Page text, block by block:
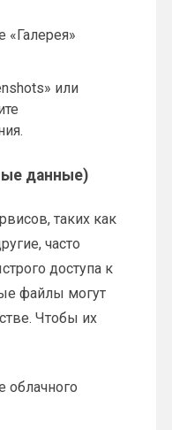
«Галерея»
или
данные)
таких как
часто
доступа к
файлы могут
Чтобы их
облачного